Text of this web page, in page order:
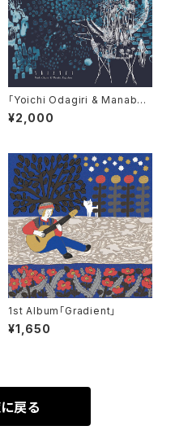
「Yoichi Odagiri & Manabu
Kagoshima」1st Album『shiz
uri』
¥2,000
1st Album「Gradient」
¥1,650
戻る